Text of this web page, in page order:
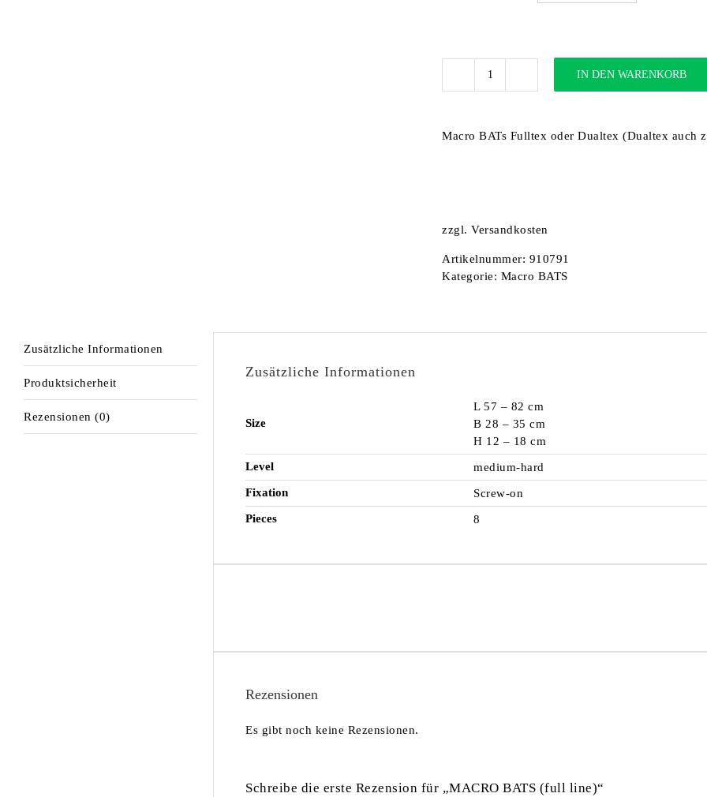
MACRO
line)
IN DEN WARENKORB
Macro BATs Fulltex oder Dualtex (Dualtex auch
zzgl. Versandkosten
Artikelnummer: 910791
Kategorie: Macro BATS
Zusätzliche Informationen
Produktsicherheit
Rezensionen (0)
Zusätzliche Informationen
Size
L 57 – 82 cm
B 28 – 35 cm
H 12 – 18 cm
Level
medium-hard
Fixation
Screw-on
Pieces
8
Rezensionen
Es gibt noch keine Rezensionen.
Schreibe die erste Rezension für „MACRO BATS (full line)“